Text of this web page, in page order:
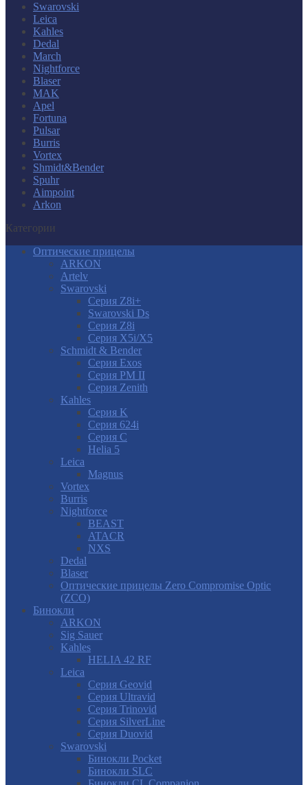
Swarovski
Leica
Kahles
Dedal
March
Nightforce
Blaser
MAK
Apel
Fortuna
Pulsar
Burris
Vortex
Shmidt&Bender
Spuhr
Aimpoint
Arkon
Категории
Оптические прицелы
ARKON
Artelv
Swarovski
Серия Z8i+
Swarovski Ds
Серия Z8i
Серия X5i/X5
Schmidt & Bender
Серия Exos
Серия PM II
Cерия Zenith
Kahles
Серия K
Серия 624i
Серия С
Helia 5
Leica
Magnus
Vortex
Burris
Nightforce
BEAST
ATACR
NXS
Dedal
Blaser
Оптические прицелы Zero Compromise Optic
(ZCO)
Бинокли
ARKON
Sig Sauer
Kahles
HELIA 42 RF
Leica
Серия Geovid
Серия Ultravid
Серия Trinovid
Серия SilverLine
Серия Duovid
Swarovski
Бинокли Pocket
Бинокли SLC